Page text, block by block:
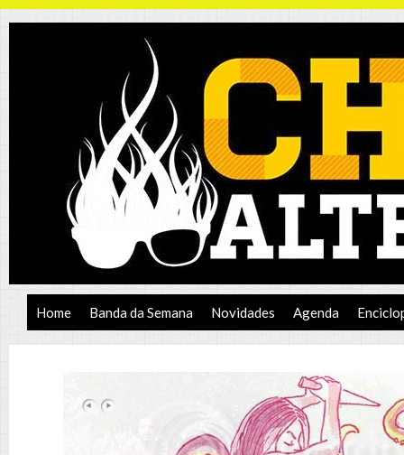
Home Banda da Semana Novidades Agenda